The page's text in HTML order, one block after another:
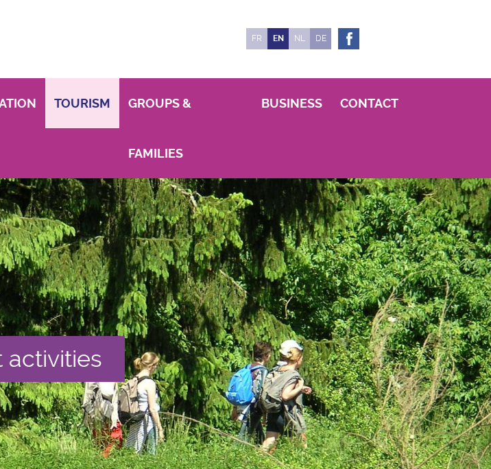
FR EN NL DE
TOURISM GROUPS &
FAMILIES
BUSINESS CONTACT
activities